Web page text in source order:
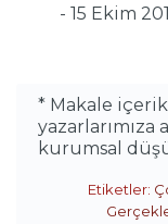
- 15 Ekim
* Makale
kurumsal
Etiketler: